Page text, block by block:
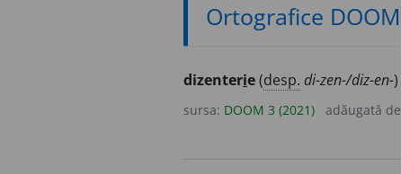
Ortografice DOOM
dizenterie(desp. di-zen-/diz-en-)
sursa: DOOM 3 (2021) adăugată de